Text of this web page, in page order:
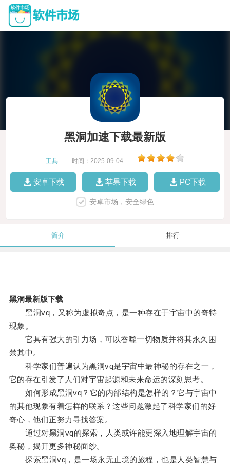
黑洞加速下载最新版
工具 时间：2025-09-04
安卓下载 苹果下载 PC下载
安卓市场，安全绿色
简介 排行
黑洞最新版下载
黑洞vq，又称为虚拟奇点，是一种存在于宇宙中的奇特
现象。
它具有强大的引力场，可以吞噬一切物质并将其永久困
禁其中。
科学家们普遍认为黑洞vq是宇宙中最神秘的存在之一，
它的存在引发了人们对宇宙起源和未来命运的深刻思考。
如何形成黑洞vq？它的内部结构是怎样的？它与宇宙中
的其他现象有着怎样的联系？这些问题激起了科学家们的好
奇心，他们正努力寻找答案。
通过对黑洞vq的探索，人类或许能更深入地理解宇宙的
奥秘，揭开更多神秘面纱。
探索黑洞vq，是一场永无止境的旅程，也是人类智慧与